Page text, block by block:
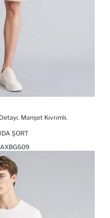
Manşet Kıvrımlı.
ŞORT